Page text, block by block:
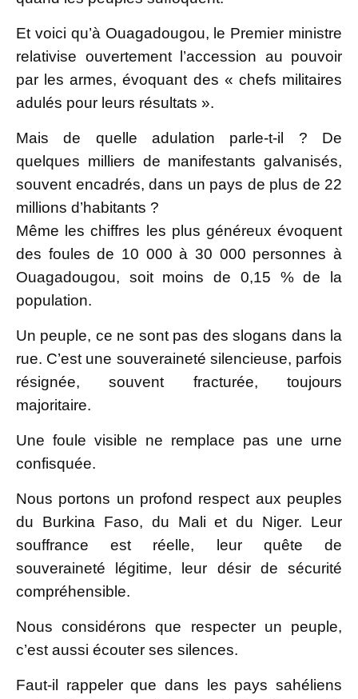
Et voici qu’à Ouagadougou, le Premier ministre
relativise ouvertement l’accession au pouvoir
par les armes, évoquant des « chefs militaires
adulés pour leurs résultats ».
Mais de quelle adulation parle-t-il ? De
quelques milliers de manifestants galvanisés,
souvent encadrés, dans un pays de plus de 22
millions d’habitants ?
Même les chiffres les plus généreux évoquent
des foules de 10 000 à 30 000 personnes à
Ouagadougou, soit moins de 0,15 % de la
population.
Un peuple, ce ne sont pas des slogans dans la
rue. C’est une souveraineté silencieuse, parfois
résignée, souvent fracturée, toujours
majoritaire.
Une foule visible ne remplace pas une urne
confisquée.
Nous portons un profond respect aux peuples
du Burkina Faso, du Mali et du Niger. Leur
souffrance est réelle, leur quête de
souveraineté légitime, leur désir de sécurité
compréhensible.
Nous considérons que respecter un peuple,
c’est aussi écouter ses silences.
Faut-il rappeler que dans les pays sahéliens